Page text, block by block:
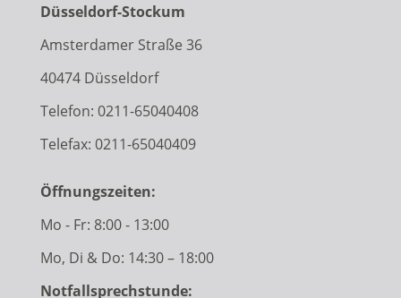
Düsseldorf-Stockum
Amsterdamer Straße 36
40474 Düsseldorf
Telefon: 0211-65040408
Telefax: 0211-65040409
Öffnungszeiten:
Mo - Fr: 8:00 - 13:00
Mo, Di & Do: 14:30 – 18:00
Notfallsprechstunde: